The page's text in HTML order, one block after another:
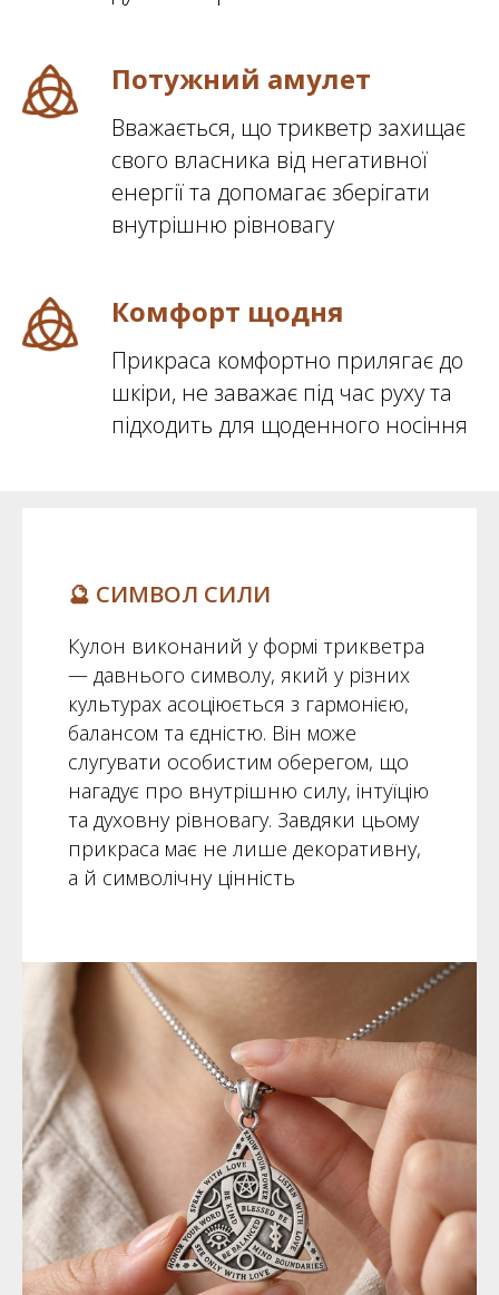
Потужний амулет
Вважається, що трикветр захищає
свого власника від негативної
енергії та допомагає зберігати
внутрішню рівновагу
Комфорт щодня
Прикраса комфортно прилягає до
шкіри, не заважає під час руху та
підходить для щоденного носіння
🔮 СИМВОЛ СИЛИ
Кулон виконаний у формі трикветра
— давнього символу, який у різних
культурах асоціюється з гармонією,
балансом та єдністю. Він може
слугувати особистим оберегом, що
нагадує про внутрішню силу, інтуїцію
та духовну рівновагу. Завдяки цьому
прикраса має не лише декоративну,
а й символічну цінність